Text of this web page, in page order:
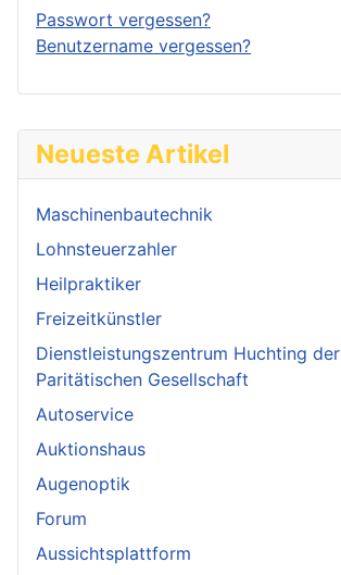
Neueste Artikel
Maschinenbautechnik
Lohnsteuerzahler
Heilpraktiker
Freizeitkünstler
Dienstleistungszentrum Huchting der
Paritätischen Gesellschaft
Autoservice
Auktionshaus
Augenoptik
Forum
Aussichtsplattform
Passwort vergessen?
Benutzername vergessen?